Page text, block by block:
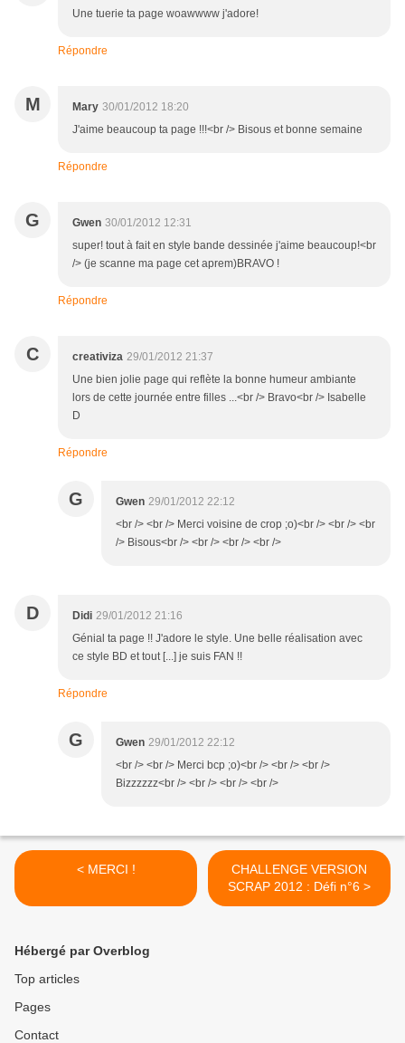
Une tuerie ta page woawwww j'adore!
Répondre
M Mary 30/01/2012 18:20
J'aime beaucoup ta page !!!<br /> Bisous et bonne semaine
Répondre
G Gwen 30/01/2012 12:31
super! tout à fait en style bande dessinée j'aime beaucoup!<br
/> (je scanne ma page cet aprem)BRAVO !
Répondre
C creativiza 29/01/2012 21:37
Une bien jolie page qui reflète la bonne humeur ambiante
lors de cette journée entre filles ...<br /> Bravo<br /> Isabelle
D
Répondre
G Gwen 29/01/2012 22:12
<br /> <br /> Merci voisine de crop ;o)<br /> <br /> <br
/> Bisous<br /> <br /> <br /> <br />
D Didi 29/01/2012 21:16
Génial ta page !! J'adore le style. Une belle réalisation avec
ce style BD et tout [...] je suis FAN !!
Répondre
G Gwen 29/01/2012 22:12
<br /> <br /> Merci bcp ;o)<br /> <br /> <br />
Bizzzzzz<br /> <br /> <br /> <br />
< MERCI !
CHALLENGE VERSION
SCRAP 2012 : Défi n°6 >
Hébergé par Overblog
Top articles
Pages
Contact